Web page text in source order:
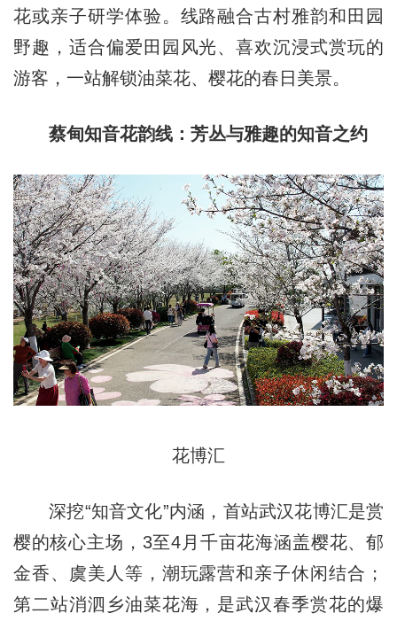
花或亲子研学体验。线路融合古村雅韵和田园
野趣，适合偏爱田园风光、喜欢沉浸式赏玩的
游客，一站解锁油菜花、樱花的春日美景。
蔡甸知音花韵线：芳丛与雅趣的知音之约
花博汇
深挖“知音文化”内涵，首站武汉花博汇是赏
樱的核心主场，3至4月千亩花海涵盖樱花、郁
金香、虞美人等，潮玩露营和亲子休闲结合；
第二站消泗乡油菜花海，是武汉春季赏花的爆